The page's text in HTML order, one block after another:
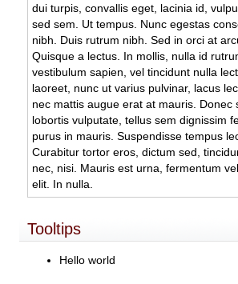
dui turpis, convallis eget, lacinia id,
sed sem. Ut tempus. Nunc egestas
nibh. Duis rutrum nibh. Sed in orci at
Quisque a lectus. In mollis, nulla id
vestibulum sapien, vel tincidunt nulla
laoreet, nunc ut varius pulvinar, lacus
nec mattis augue erat at mauris. Donec
lobortis vulputate, tellus sem dignissim
purus in mauris. Suspendisse tempus
Curabitur tortor eros, dictum sed,
nec, nisi. Mauris est urna, fermentum
elit. In nulla.
Tooltips
Hello world